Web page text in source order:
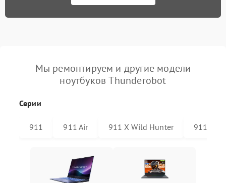
Мы ремонтируем и другие модели
ноутбуков Thunderobot
Серии
911 911 Air 911 X Wild Hunter 911 Plus